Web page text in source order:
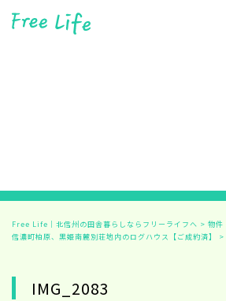
Free Life｜北信州の田舎暮らしならフリーライフへ > 物件
信濃町柏原、黒姫南麓別荘地内のログハウス【ご成約済】
>
IMG_2083